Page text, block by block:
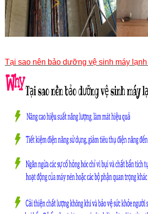
Tại sao nên bảo dưỡng vệ sinh máy